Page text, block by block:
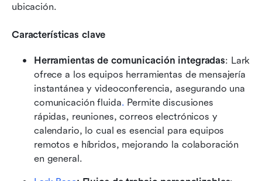
ubicación.
Características clave
Herramientas de comunicación integradas: Lark
ofrece a los equipos herramientas de mensajería
instantánea y videoconferencia, asegurando una
comunicación fluida. Permite discusiones
rápidas, reuniones, correos electrónicos y
calendario, lo cual es esencial para equipos
remotos e híbridos, mejorando la colaboración
en general.